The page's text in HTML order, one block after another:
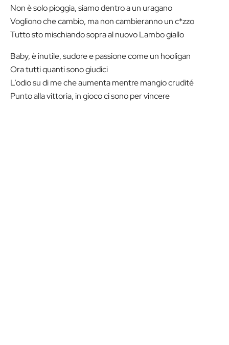
Non è solo pioggia, siamo dentro a un uragano
Vogliono che cambio, ma non cambieranno un c*zzo
Tutto sto mischiando sopra al nuovo Lambo giallo
Baby, è inutile, sudore e passione come un hooligan
Ora tutti quanti sono giudici
L’odio su di me che aumenta mentre mangio crudité
Punto alla vittoria, in gioco ci sono per vincere